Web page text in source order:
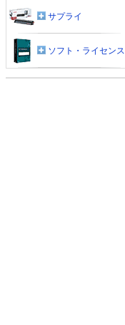
サプライ
ソフト・ライセンス